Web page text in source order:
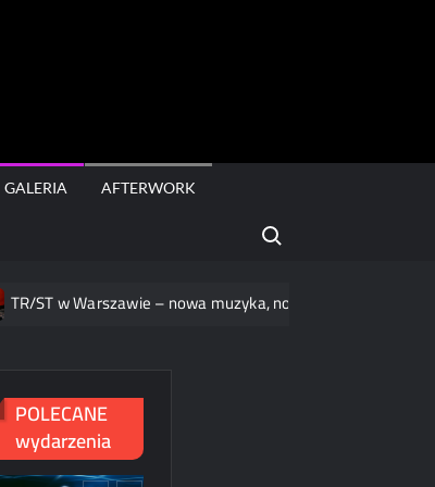
GALERIA AFTERWORK
Search for:
Warszawie – nowa muzyka, nowa oprawa
POLECANE
wydarzenia